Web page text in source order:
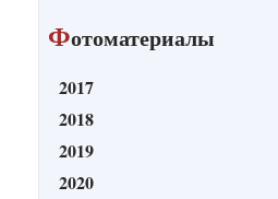
Фотоматериалы
2017
2018
2019
2020